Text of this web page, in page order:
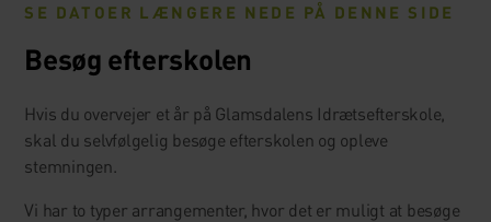
SE DATOER LÆNGERE NEDE PÅ DENNE SIDE
Besøg efterskolen
Hvis du overvejer et år på Glamsdalens Idrætsefterskole,
skal du selvfølgelig besøge efterskolen og opleve
stemningen.
Vi har to typer arrangementer, hvor det er muligt at besøge